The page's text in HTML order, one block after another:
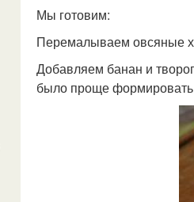
Мы готовим:
Перемалываем овсяные
Добавляем банан и
было проще формировать